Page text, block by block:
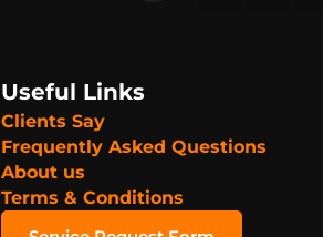
Useful Links
Clients Say
Frequently Asked Questions
About us
Terms & Conditions